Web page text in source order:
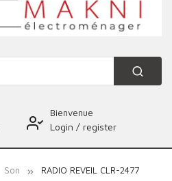
Bienvenue
Login / register
Son RADIO REVEIL CLR-2477